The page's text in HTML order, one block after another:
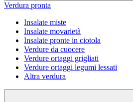
Verdura pronta
Insalate miste
Insalate movarietà
Insalate pronte in ciotola
Verdure da cuocere
Verdure ortaggi grigliati
Verdure ortaggi legumi lessati
Altra verdura